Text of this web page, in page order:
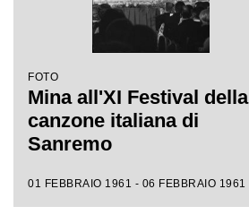
FOTO
Mina all'XI Festival della
canzone italiana di
Sanremo
01 FEBBRAIO 1961 - 06 FEBBRAIO 1961